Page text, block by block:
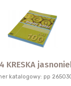
KRESKA
katalogowy: pp